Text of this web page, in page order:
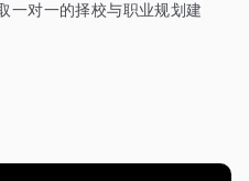
一对一的择校与职业规划建